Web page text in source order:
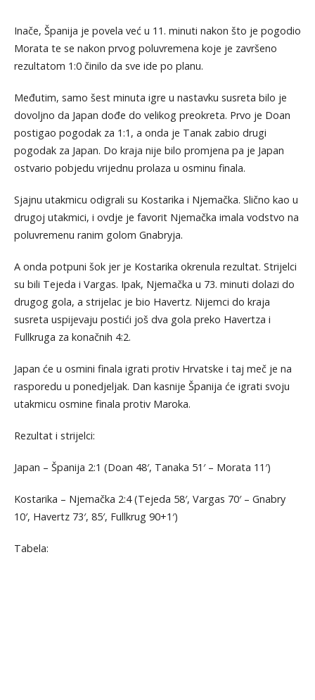
Inače, Španija je povela već u 11. minuti nakon što je pogodio
Morata te se nakon prvog poluvremena koje je završeno
rezultatom 1:0 činilo da sve ide po planu.
Međutim, samo šest minuta igre u nastavku susreta bilo je
dovoljno da Japan dođe do velikog preokreta. Prvo je Doan
postigao pogodak za 1:1, a onda je Tanak zabio drugi
pogodak za Japan. Do kraja nije bilo promjena pa je Japan
ostvario pobjedu vrijednu prolaza u osminu finala.
Sjajnu utakmicu odigrali su Kostarika i Njemačka. Slično kao u
drugoj utakmici, i ovdje je favorit Njemačka imala vodstvo na
poluvremenu ranim golom Gnabryja.
A onda potpuni šok jer je Kostarika okrenula rezultat. Strijelci
su bili Tejeda i Vargas. Ipak, Njemačka u 73. minuti dolazi do
drugog gola, a strijelac je bio Havertz. Nijemci do kraja
susreta uspijevaju postići još dva gola preko Havertza i
Fullkruga za konačnih 4:2.
Japan će u osmini finala igrati protiv Hrvatske i taj meč je na
rasporedu u ponedjeljak. Dan kasnije Španija će igrati svoju
utakmicu osmine finala protiv Maroka.
Rezultat i strijelci:
Japan – Španija 2:1 (Doan 48′, Tanaka 51′ – Morata 11′)
Kostarika – Njemačka 2:4 (Tejeda 58′, Vargas 70′ – Gnabry
10′, Havertz 73′, 85′, Fullkrug 90+1′)
Tabela: